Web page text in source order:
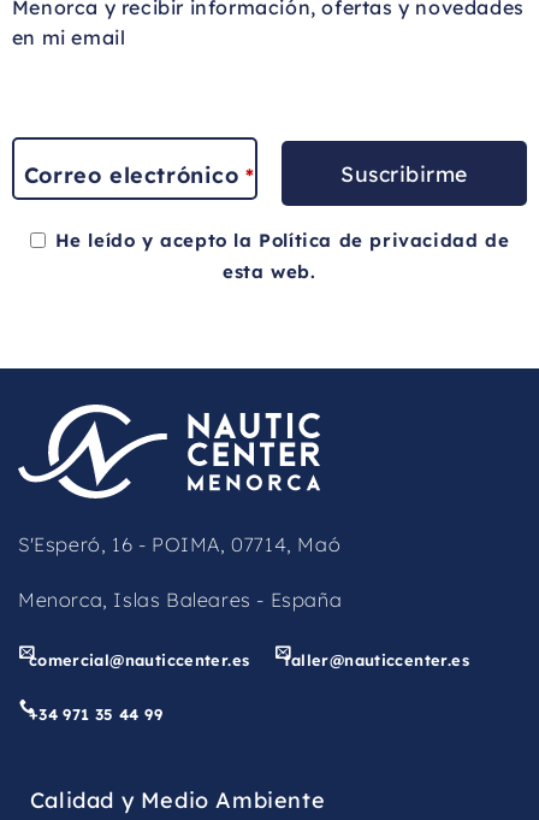
Menorca y recibir información, ofertas y novedades
en mi email
Correo electrónico * Suscribirme
He leído y acepto la Política de privacidad de
esta web.
blank
S'Esperó, 16 - POIMA, 07714, Maó
Menorca, Islas Baleares - España
comercial@nauticcenter.es taller@nauticcenter.es
+34 971 35 44 99
Calidad y Medio Ambiente